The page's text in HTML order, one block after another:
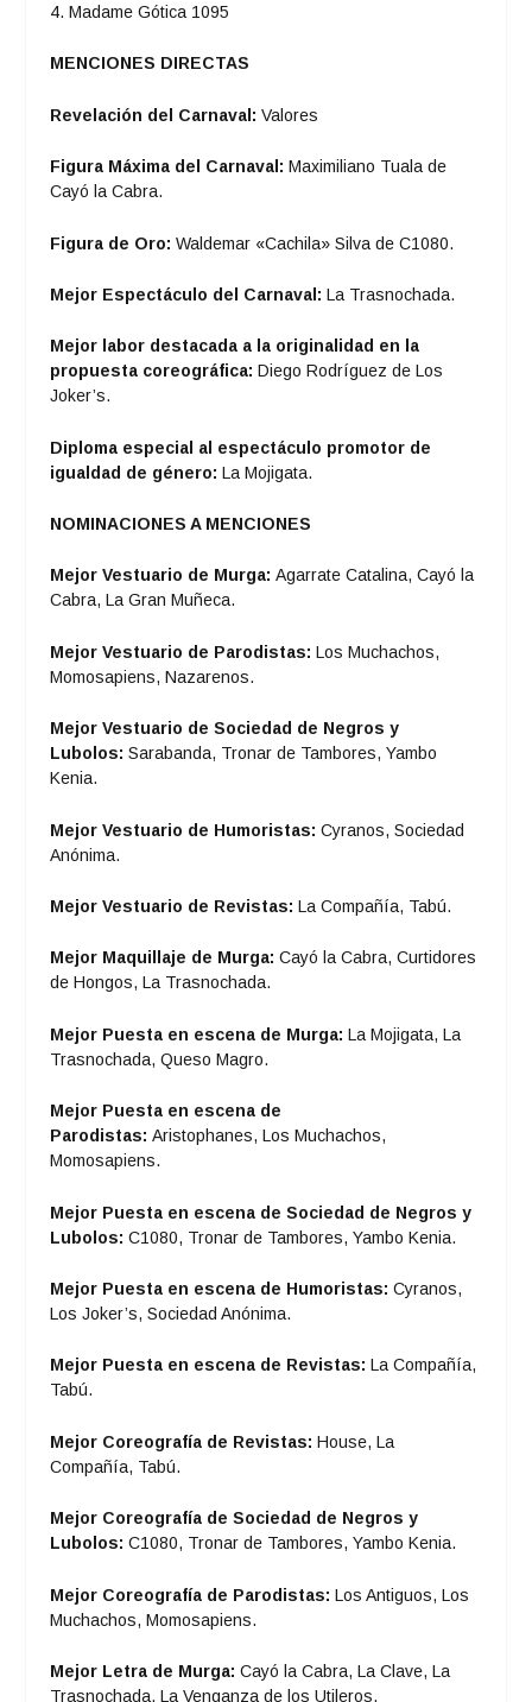
4. Madame Gótica 1095
MENCIONES DIRECTAS
Revelación del Carnaval: Valores
Figura Máxima del Carnaval: Maximiliano Tuala de
Cayó la Cabra.
Figura de Oro: Waldemar «Cachila» Silva de C1080.
Mejor Espectáculo del Carnaval: La Trasnochada.
Mejor labor destacada a la originalidad en la
propuesta coreográfica: Diego Rodríguez de Los
Joker’s.
Diploma especial al espectáculo promotor de
igualdad de género: La Mojigata.
NOMINACIONES A MENCIONES
Mejor Vestuario de Murga:Agarrate Catalina, Cayó la
Cabra, La Gran Muñeca.
Mejor Vestuario de Parodistas:Los Muchachos,
Momosapiens, Nazarenos.
Mejor Vestuario de Sociedad de Negros y
Lubolos:Sarabanda, Tronar de Tambores, Yambo
Kenia.
Mejor Vestuario de Humoristas:Cyranos, Sociedad
Anónima.
Mejor Vestuario de Revistas: La Compañía, Tabú.
Mejor Maquillaje de Murga: Cayó la Cabra, Curtidores
de Hongos, La Trasnochada.
Mejor Puesta en escena de Murga:La Mojigata, La
Trasnochada, Queso Magro.
Mejor Puesta en escena de
Parodistas:Aristophanes, Los Muchachos,
Momosapiens.
Mejor Puesta en escena de Sociedad de Negros y
Lubolos: C1080, Tronar de Tambores, Yambo Kenia.
Mejor Puesta en escena de Humoristas: Cyranos,
Los Joker’s, Sociedad Anónima.
Mejor Puesta en escena de Revistas: La Compañía,
Tabú.
Mejor Coreografía de Revistas:House, La
Compañía, Tabú.
Mejor Coreografía de Sociedad de Negros y
Lubolos:C1080, Tronar de Tambores, Yambo Kenia.
Mejor Coreografía de Parodistas:Los Antiguos, Los
Muchachos, Momosapiens.
Mejor Letra de Murga:Cayó la Cabra, La Clave, La
Trasnochada, La Venganza de los Utileros.